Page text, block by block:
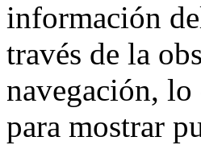
información
través de la
navegación,
para mostrar